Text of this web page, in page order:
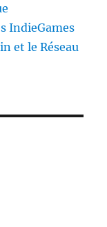
IndieGames
et le Réseau